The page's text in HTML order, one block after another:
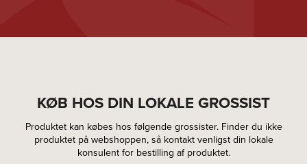
KØB HOS DIN LOKALE GROSSIST
Produktet kan købes hos følgende grossister. Finder du ikke
produktet på webshoppen, så kontakt venligst din lokale
konsulent for bestilling af produktet.